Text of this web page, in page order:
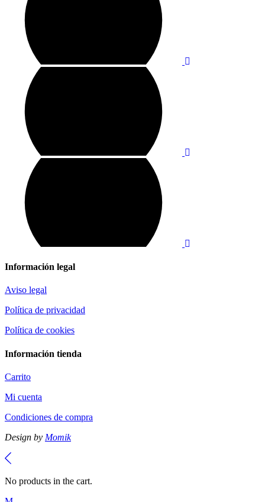
Información legal
Aviso legal
Política de privacidad
Política de cookies
Información tienda
Carrito
Mi cuenta
Condiciones de compra
Design by Momik
No products in the cart.